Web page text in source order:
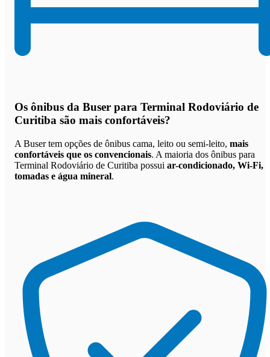
Os ônibus da Buser para Terminal Rodoviário de
Curitiba são mais confortáveis?
A Buser tem opções de ônibus cama, leito ou semi-leito, mais
confortáveis que os convencionais. A maioria dos ônibus para
Terminal Rodoviário de Curitiba possui ar-condicionado, Wi-Fi,
tomadas e água mineral.